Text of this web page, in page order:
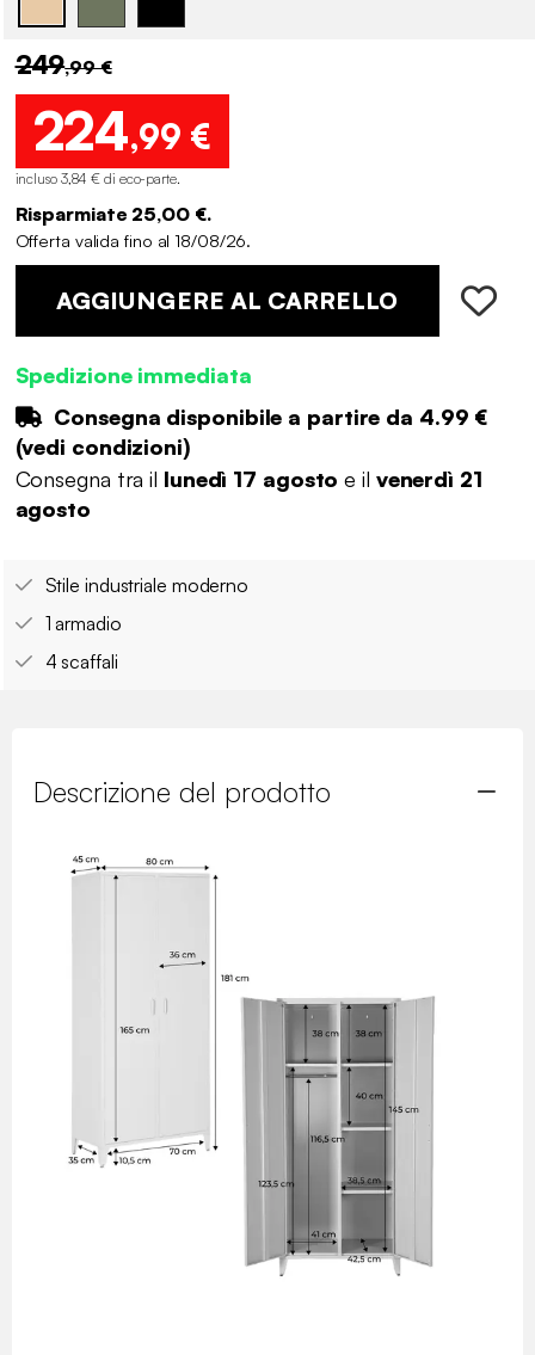
249,99 €
224,99 €
incluso 3,84 € di eco-parte.
Risparmiate 25,00 €.
Offerta valida fino al 18/08/26.
AGGIUNGERE AL CARRELLO
Spedizione immediata
Consegna disponibile a partire da 4.99 €
(vedi condizioni)
Consegna tra il lunedì 17 agosto e il venerdì 21
agosto
Stile industriale moderno
1 armadio
4 scaffali
Descrizione del prodotto